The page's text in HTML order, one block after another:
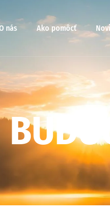
nás Ako pomôcť
BUDÚ